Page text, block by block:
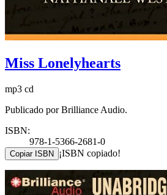
Miss Lonelyhearts
mp3 cd
Publicado por Brilliance Audio.
ISBN:
978-1-5366-2681-0
Copiar ISBN ¡ISBN copiado!